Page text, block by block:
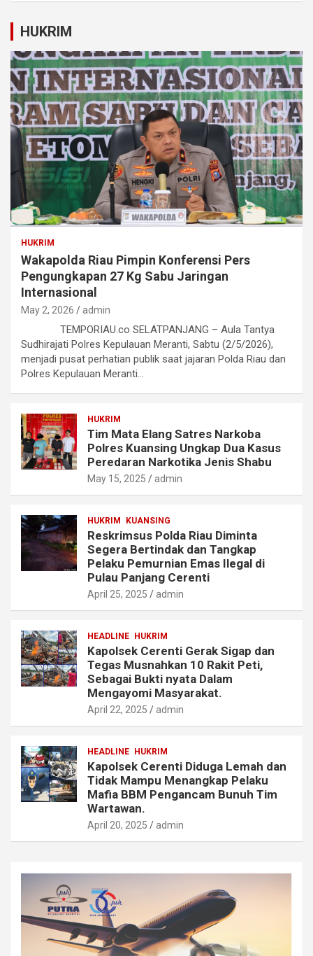
HUKRIM
HUKRIM
Wakapolda Riau Pimpin Konferensi Pers
Pengungkapan 27 Kg Sabu Jaringan
Internasional
May 2, 2026 admin
TEMPORIAU.co SELATPANJANG – Aula Tantya
Sudhirajati Polres Kepulauan Meranti, Sabtu (2/5/2026),
menjadi pusat perhatian publik saat jajaran Polda Riau dan
Polres Kepulauan Meranti…
HUKRIM
Tim Mata Elang Satres Narkoba
Polres Kuansing Ungkap Dua Kasus
Peredaran Narkotika Jenis Shabu
May 15, 2025 admin
HUKRIM KUANSING
Reskrimsus Polda Riau Diminta
Segera Bertindak dan Tangkap
Pelaku Pemurnian Emas Ilegal di
Pulau Panjang Cerenti
April 25, 2025 admin
HEADLINE HUKRIM
Kapolsek Cerenti Gerak Sigap dan
Tegas Musnahkan 10 Rakit Peti,
Sebagai Bukti nyata Dalam
Mengayomi Masyarakat.
April 22, 2025 admin
HEADLINE HUKRIM
Kapolsek Cerenti Diduga Lemah dan
Tidak Mampu Menangkap Pelaku
Mafia BBM Pengancam Bunuh Tim
Wartawan.
April 20, 2025 admin